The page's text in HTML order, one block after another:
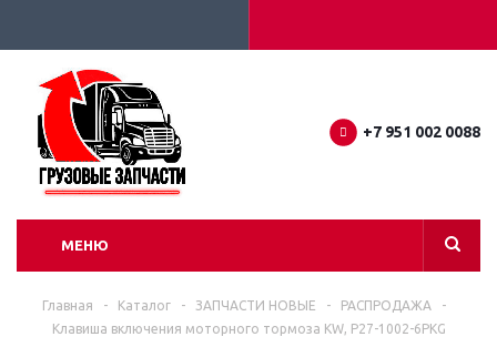
+7 951 002 0088
МЕНЮ
Главная - Каталог - ЗАПЧАСТИ НОВЫЕ - РАСПРОДАЖА
-
Клавиша включения моторного тормоза KW, P27-1002-6PKG